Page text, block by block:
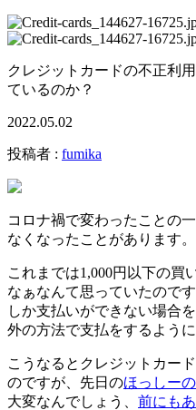
クレジットカードの不正利
ているのか？
2022.05.02
投稿者 : fumika
コロナ禍で変わったことの
なくなったことがあります。
これまでは1,000円以下の買
なぁなんて思っていたので
しか支払いができない場合
外の方法で支払をするように
こうなるとクレジットカー
のですが、先日のほっしー
大変なんでしょう、 前にも